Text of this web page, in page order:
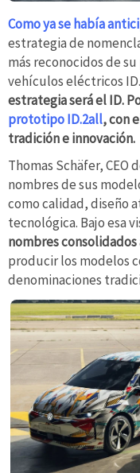
Como ya se había
estrategia de
más reconocidos de
vehículos eléctricos ID.
estrategia será el ID.
prototipo ID.2all, con
tradición e innovación.
Thomas Schäfer, CEO
nombres de sus
como calidad, diseño
tecnológica. Bajo esa
nombres
producir los modelos
denominaciones